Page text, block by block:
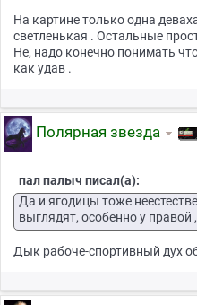
На картине только одна
светленькая . Остальные
Не, надо конечно понимать
как удав .
Полярная звезда
пал палыч писал(а):
Да и ягодицы тоже
выглядят, особенно у правой
Дык рабоче-спортивный дух